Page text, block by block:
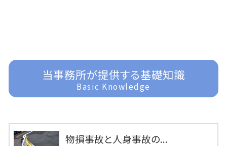
当事務所が提供する基礎知識
Basic Knowledge
物損事故と人身事故の...